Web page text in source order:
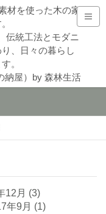
材を使った木の家
伝統工法とモダニ
、日々の暮らし
。
納屋）by 森林生活
12月 (3)
年9月 (1)